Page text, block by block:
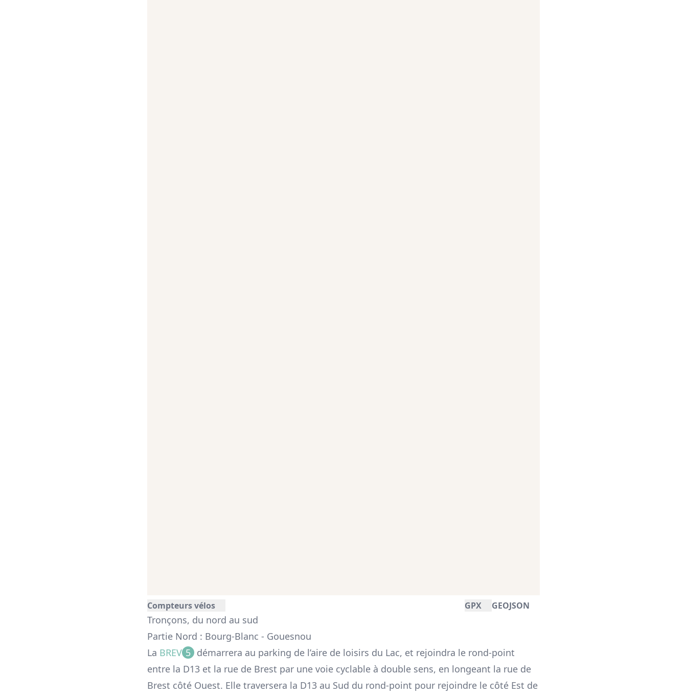
Compteurs vélos GPX GEOJSON
Tronçons, du nord au sud
Partie Nord : Bourg-Blanc - Gouesnou
La BREV 5 démarrera au parking de l’aire de loisirs du Lac, et rejoindra le rond-point
entre la D13 et la rue de Brest par une voie cyclable à double sens, en longeant la rue de
Brest côté Ouest. Elle traversera la D13 au Sud du rond-point pour rejoindre le côté Est de